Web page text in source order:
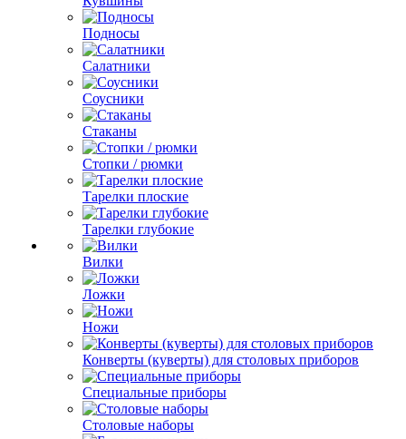
Подносы
Салатники
Соусники
Стаканы
Стопки / рюмки
Тарелки плоские
Тарелки глубокие
Вилки
Ложки
Ножи
Конверты (куверты) для столовых приборов
Специальные приборы
Столовые наборы